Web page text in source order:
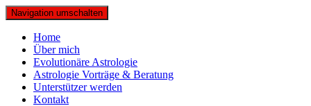
Navigation umschalten
Home
Über mich
Evolutionäre Astrologie
Astrologie Vorträge & Beratung
Unterstützer werden
Kontakt